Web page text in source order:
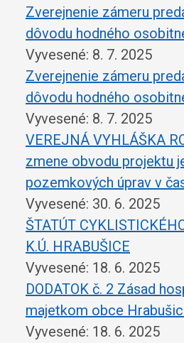
Zverejnenie zámeru
dôvodu hodného
Vyvesené: 8. 7. 2025
Zverejnenie zámeru
dôvodu hodného
Vyvesené: 8. 7. 2025
VEREJNÁ VYHLÁŠKA
zmene obvodu projektu
pozemkových úprav v
Vyvesené: 30. 6. 2025
ŠTATÚT
K.Ú. HRABUŠICE
Vyvesené: 18. 6. 2025
DODATOK č. 2 Zásad
majetkom obce
Vyvesené: 18. 6. 2025